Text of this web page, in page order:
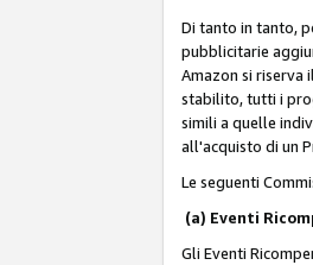
Di tanto in tanto,
pubblicitarie
Amazon si riserva
stabilito, tutti i
simili a quelle
all'acquisto di un
Le seguenti
(a) Eventi
Gli Eventi